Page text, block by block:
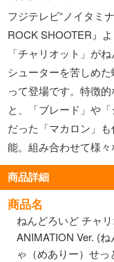
フジテレビ“ノイタミ
ROCK SHOOTER』
「チャリオット」が
シューターを苦しめ
って登場です。特徴
と、「ブレード」や
だった「マカロン」
能。組み合わせて様
商品詳細
商品名
ねんどろいど チャ
ANIMATION Ver. (
ゃ（めありー）せ